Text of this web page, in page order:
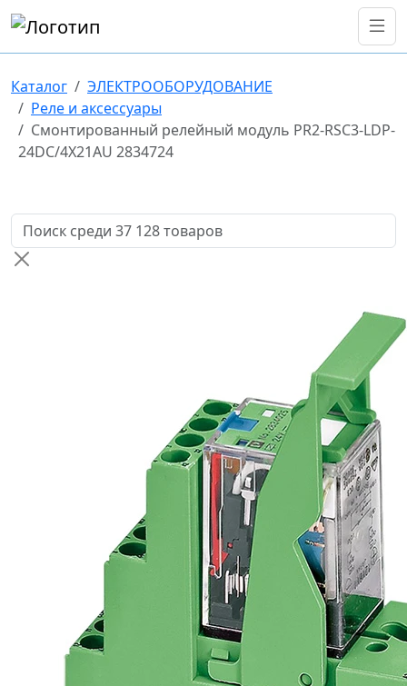
Каталог
ЭЛЕКТРООБОРУДОВАНИЕ
Реле и аксессуары
Смонтированный релейный модуль PR2-RSC3-LDP-
24DC/4X21AU 2834724
Поиск товаров по названию или артикулу